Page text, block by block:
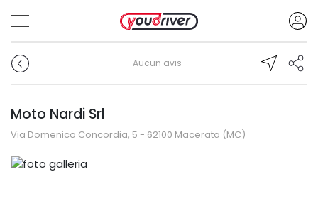
Aucun avis
Moto Nardi Srl
Via Domenico Concordia, 5 - 62100 Macerata (MC)